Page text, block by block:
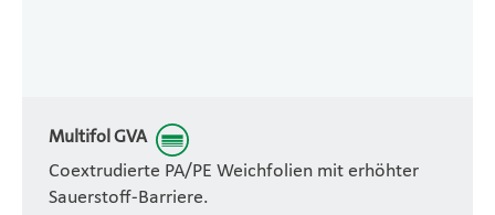
Multifol GVA
Coextrudierte PA/PE Weichfolien mit erhöhter
Sauerstoff-Barriere.